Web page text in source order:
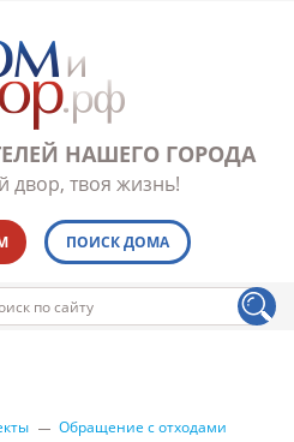
НАШЕГО ГОРОДА
двор, твоя жизнь!
ПОИСК ДОМА
Обращение с отходами